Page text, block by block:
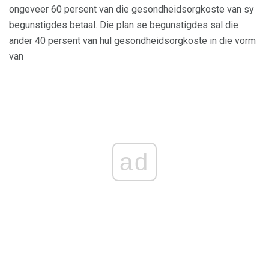
ongeveer 60 persent van die gesondheidsorgkoste van sy
begunstigdes betaal. Die plan se begunstigdes sal die
ander 40 persent van hul gesondheidsorgkoste in die vorm
van
ad